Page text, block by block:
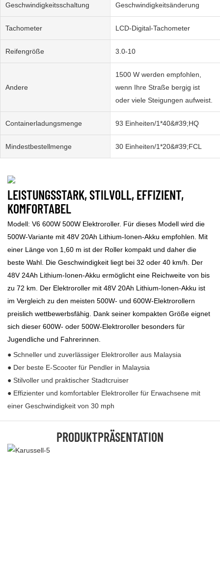
Geschwindigkeitsschaltung
Geschwindigkeitsänderung
Tachometer LCD-Digital-Tachometer
Reifengröße 3.0-10
Andere
1500 W werden empfohlen,
wenn Ihre Straße bergig ist
oder viele Steigungen aufweist.
Containerladungsmenge 93 Einheiten/1*40&#39;HQ
Mindestbestellmenge 30 Einheiten/1*20&#39;FCL
LEISTUNGSSTARK, STILVOLL, EFFIZIENT,
KOMFORTABEL
Modell: V6 600W 500W Elektroroller. Für dieses Modell wird die
500W-Variante mit 48V 20Ah Lithium-Ionen-Akku empfohlen. Mit
einer Länge von 1,60 m ist der Roller kompakt und daher die
beste Wahl. Die Geschwindigkeit liegt bei 32 oder 40 km/h. Der
48V 24Ah Lithium-Ionen-Akku ermöglicht eine Reichweite von bis
zu 72 km. Der Elektroroller mit 48V 20Ah Lithium-Ionen-Akku ist
im Vergleich zu den meisten 500W- und 600W-Elektrorollern
preislich wettbewerbsfähig. Dank seiner kompakten Größe eignet
sich dieser 600W- oder 500W-Elektroroller besonders für
Jugendliche und Fahrerinnen.
● Schneller und zuverlässiger Elektroroller aus Malaysia
● Der beste E-Scooter für Pendler in Malaysia
● Stilvoller und praktischer Stadtcruiser
● Effizienter und komfortabler Elektroroller für Erwachsene mit
einer Geschwindigkeit von 30 mph
PRODUKTPRÄSENTATION